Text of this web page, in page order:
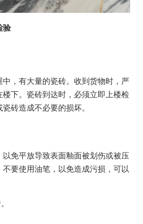
验
，有大量的瓷砖。收到货物时，严
下。瓷砖到达时，必须立即上楼检
砖造成不必要的损坏。
免平放导致表面釉面被划伤或被压
要使用油笔，以免造成污损，可以